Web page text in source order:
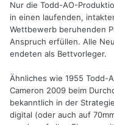
Nur die Todd-AO-
in einen laufenden,
Wettbewerb beruhenden
Anspruch erfüllen. Alle
endeten als Bettvorleger.
Ähnliches wie 1955 Todd-
Cameron 2009 beim
bekanntlich in der
digital (oder auch auf